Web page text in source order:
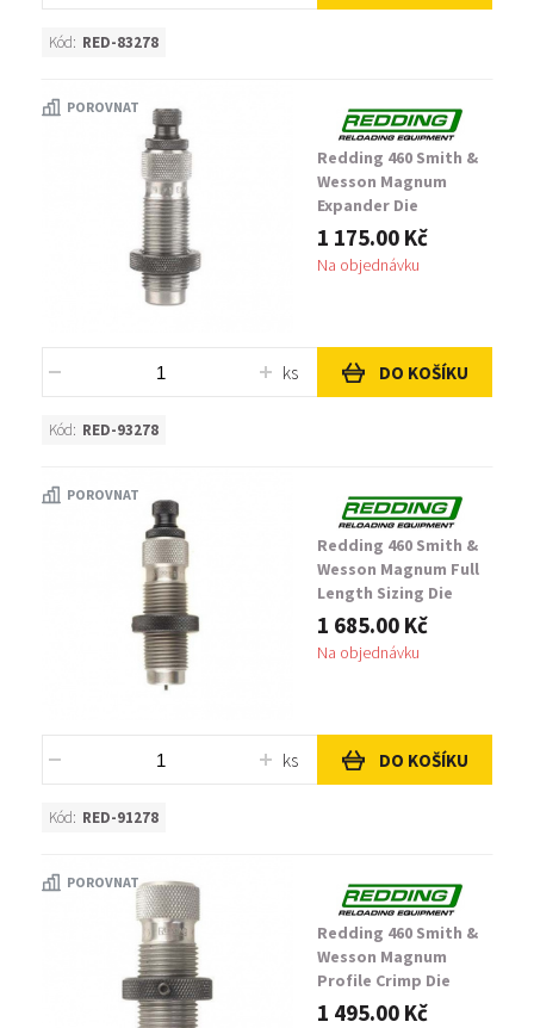
Kód: RED-83278
POROVNAT
Redding 460 Smith &
Wesson Magnum
Expander Die
1 175.00 Kč
Na objednávku
ks DO KOŠÍKU
Kód: RED-93278
POROVNAT
Redding 460 Smith &
Wesson Magnum Full
Length Sizing Die
1 685.00 Kč
Na objednávku
ks DO KOŠÍKU
Kód: RED-91278
POROVNAT
Redding 460 Smith &
Wesson Magnum
Profile Crimp Die
1 495.00 Kč